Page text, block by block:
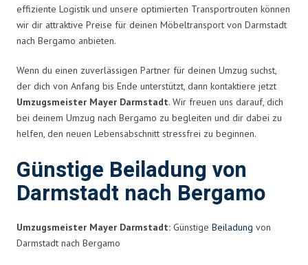
effiziente Logistik und unsere optimierten Transportrouten können
wir dir attraktive Preise für deinen Möbeltransport von Darmstadt
nach Bergamo anbieten.
Wenn du einen zuverlässigen Partner für deinen Umzug suchst,
der dich von Anfang bis Ende unterstützt, dann kontaktiere jetzt
Umzugsmeister Mayer Darmstadt. Wir freuen uns darauf, dich
bei deinem Umzug nach Bergamo zu begleiten und dir dabei zu
helfen, den neuen Lebensabschnitt stressfrei zu beginnen.
Günstige Beiladung von
Darmstadt nach Bergamo
Umzugsmeister Mayer Darmstadt: Günstige Beiladung von
Darmstadt nach Bergamo